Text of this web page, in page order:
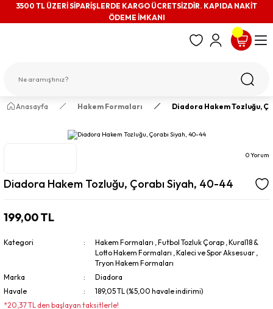
3500 TL ÜZERİ SİPARİŞLERDE KARGO ÜCRETSİZDİR. KAPIDA NAKİT
ÖDEME İMKANI
Anasayfa Hakem Formaları Diadora Hakem Tozluğu,
0 Yorum
Diadora Hakem Tozluğu, Çorabı Siyah, 40-44
199,00 TL
Kategori Hakem Formaları ,Futbol Tozluk Çorap ,Kural18 &
Lotto Hakem Formaları ,Kaleci ve Spor Aksesuar ,
Tryon Hakem Formaları
Marka
Diadora
Havale
189,05 TL (%5,00 havale indirimi)
*20,37 TL den başlayan taksitlerle!